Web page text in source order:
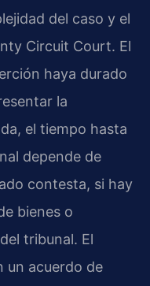
del caso y el
Circuit Court. El
haya durado
la
el tiempo hasta
depende de
contesta, si hay
bienes o
tribunal. El
un acuerdo de